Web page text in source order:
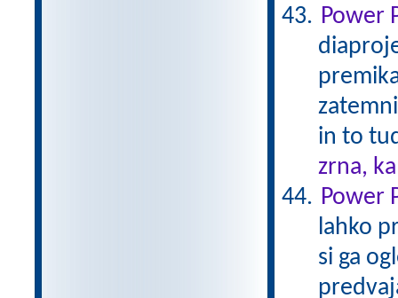
Power
in to
zrna,
Power
lahko
si ga